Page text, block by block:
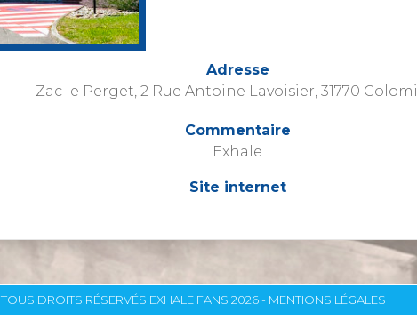
Adresse
Zac le Perget, 2 Rue Antoine Lavoisier, 31770
Commentaire
Exhale
Site internet
TOUS DROITS RÉSERVÉS EXHALE FANS 2026 - MENTIONS LÉGALES